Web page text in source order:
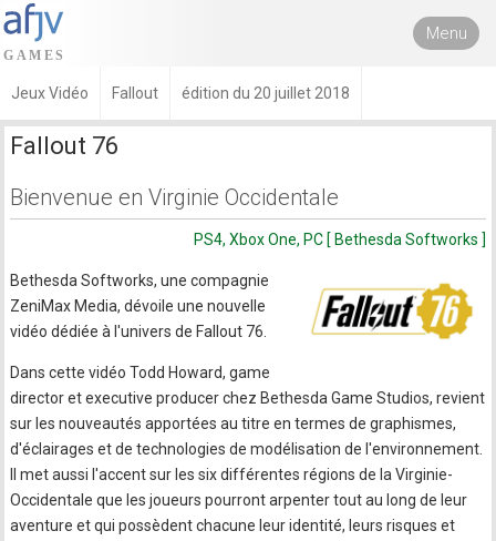
Menu
Jeux Vidéo Fallout édition du 20 juillet 2018
Fallout 76
Bienvenue en Virginie Occidentale
PS4, Xbox One, PC [ Bethesda Softworks ]
Bethesda Softworks, une compagnie
ZeniMax Media, dévoile une nouvelle
vidéo dédiée à l'univers de Fallout 76.
Dans cette vidéo Todd Howard, game
director et executive producer chez Bethesda Game Studios, revient
sur les nouveautés apportées au titre en termes de graphismes,
d'éclairages et de technologies de modélisation de l'environnement.
Il met aussi l'accent sur les six différentes régions de la Virginie-
Occidentale que les joueurs pourront arpenter tout au long de leur
aventure et qui possèdent chacune leur identité, leurs risques et